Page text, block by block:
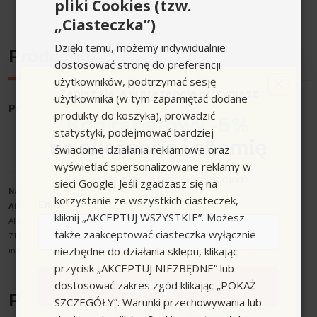
Producent
Producent: Karcher
Nazwa producenta oraz o soba odpowiedzialna w UE
Alfred Kärcher SE & Co. KG
Alfred-Kärcher-Strasse 28-40
71364 Winnenden
info@karcher.com
Podobne urządzenia
pliki Cookies (tzw.
„Ciasteczka”)
Dzięki temu, możemy indywidualnie
dostosować stronę do preferencji
użytkowników, podtrzymać sesję
użytkownika (w tym zapamiętać dodane
produkty do koszyka), prowadzić
statystyki, podejmować bardziej
świadome działania reklamowe oraz
wyświetlać spersonalizowane reklamy w
sieci Google. Jeśli zgadzasz się na
korzystanie ze wszystkich ciasteczek,
kliknij „AKCEPTUJ WSZYSTKIE”. Możesz
także zaakceptować ciasteczka wyłącznie
niezbędne do działania sklepu, klikając
przycisk „AKCEPTUJ NIEZBĘDNE” lub
dostosować zakres zgód klikając „POKAŻ
SZCZEGÓŁY”. Warunki przechowywania lub
Zapisz się, a w prezencie otrzymasz
Kod rabatowy -5%
na akcesoria i chemię
Kod nie łączy się z innymi promocjami.
Email
Zapisuję się